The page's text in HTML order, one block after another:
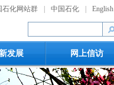
石化网站群 中国石化 English
发展 网上信访